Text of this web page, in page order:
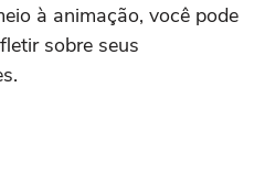
à animação, você pode
sobre seus